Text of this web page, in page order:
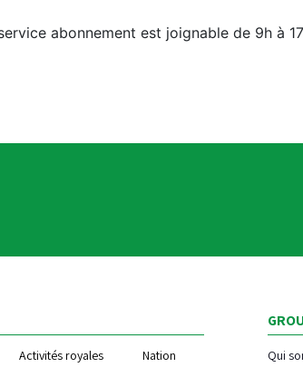
abonnement est joignable de 9h à
Activités royales
Nation
Qui